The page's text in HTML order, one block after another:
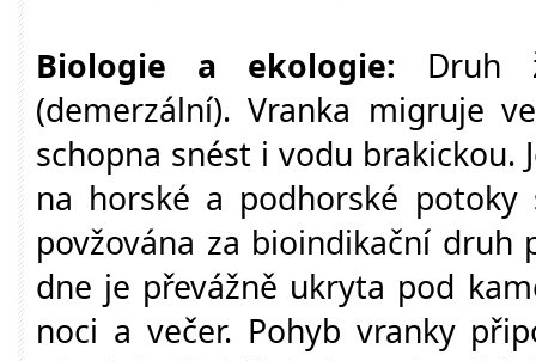
Biologie a ekologie: Druh
(demerzální). Vranka migruje
schopna snést i vodu brakickou.
na horské a podhorské potoky
povžována za bioindikační druh
dne je převážně ukryta pod
noci a večer. Pohyb vranky